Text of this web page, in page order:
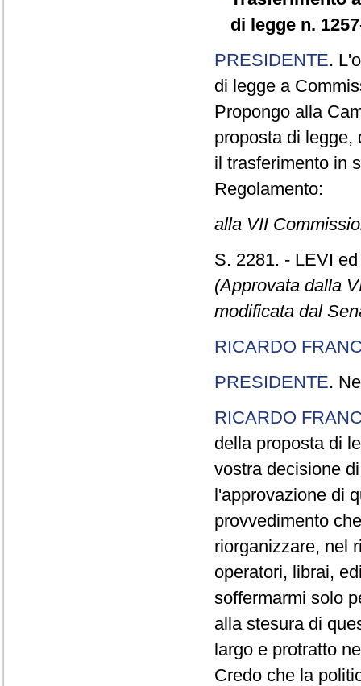
di legge n.
PRESIDENTE.
di legge a
Propongo alla
proposta di legge,
il trasferimento in
Regolamento:
alla VII
S. 2281. - LEVI
(Approvata dalla
modificata dal
RICARDO
PRESIDENTE.
RICARDO
della proposta di
vostra decisione
l'approvazione di
provvedimento
riorganizzare, nel
operatori, librai,
soffermarmi solo
alla stesura di
largo e protratto
Credo che la